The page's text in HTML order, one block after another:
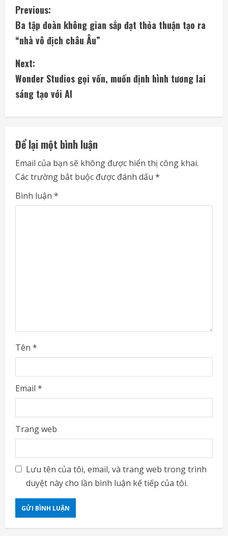
C
o
n
t
i
n
u
e
R
e
Previous:
Ba tập đoàn không gian sắp đạt thỏa thuận tạo ra
“nhà vô địch châu Âu”
Next:
Wonder Studios gọi vốn, muốn định hình tương lai
sáng tạo với AI
Để lại một bình luận
Email của bạn sẽ không được hiển thị công khai.
Các trường bắt buộc được đánh dấu *
Bình luận *
Tên *
Email *
Trang web
Lưu tên của tôi, email, và trang web trong trình
duyệt này cho lần bình luận kế tiếp của tôi.